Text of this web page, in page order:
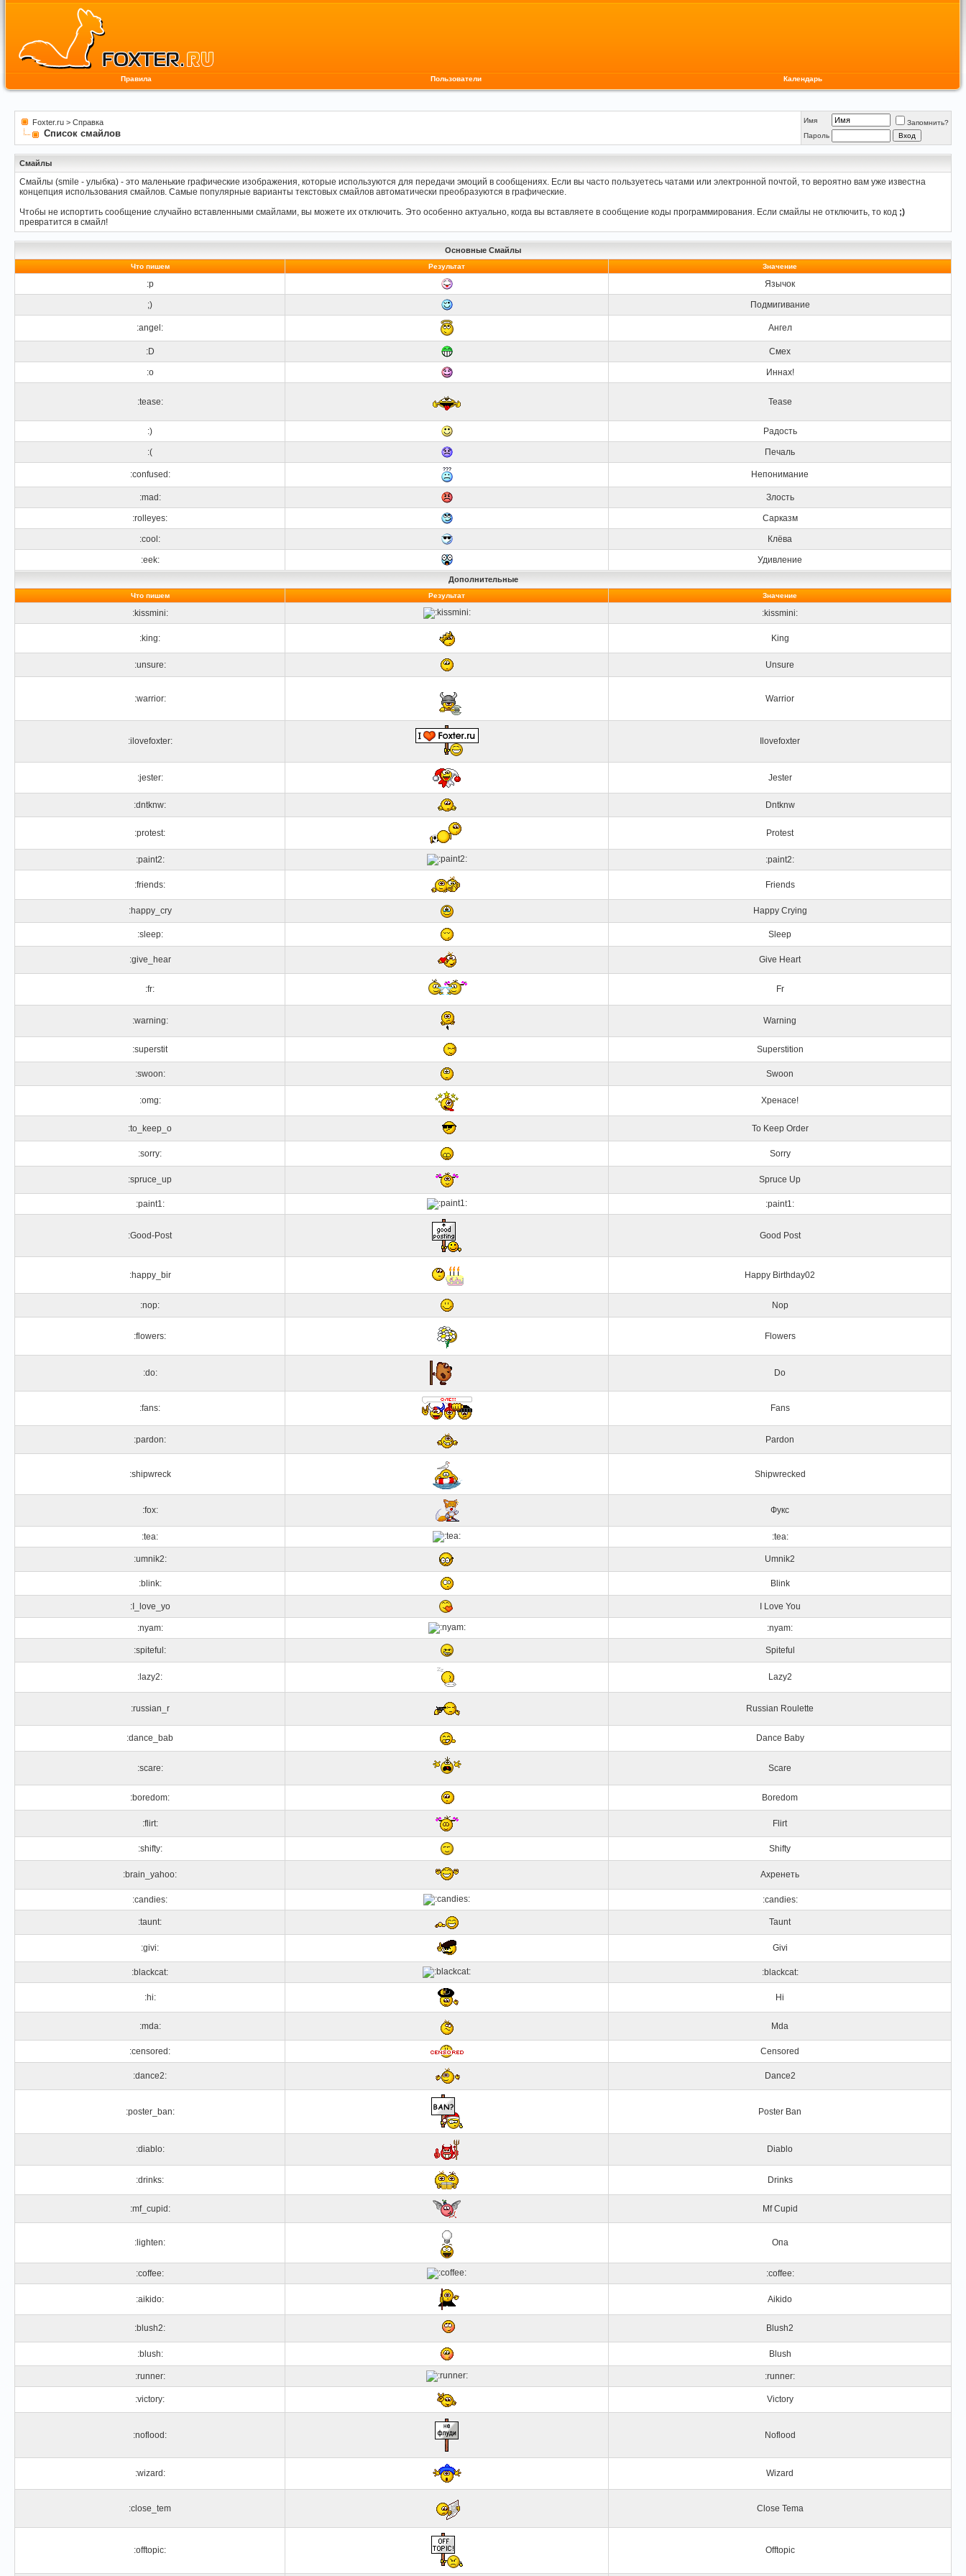
Правила Пользователи Календарь
Foxter.ru > Справка
Список смайлов
Имя
Запомнить?
Пароль
Смайлы
Смайлы (smile - улыбка) - это маленькие графические изображения, которые используются для передачи эмоций в сообщениях. Если вы часто пользуетесь чатами или электронной почтой, то вероятно вам уже известна
концепция использования смайлов. Самые популярные варианты текстовых смайлов автоматически преобразуются в графические.
Чтобы не испортить сообщение случайно вставленными смайлами, вы можете их отключить. Это особенно актуально, когда вы вставляете в сообщение коды программирования. Если смайлы не отключить, то код ;)
превратится в смайл!
Основные Смайлы
Что пишем Результат Значение
:p Язычок
;) Подмигивание
:angel: Ангел
:D Смех
:o Иннах!
:tease: Tease
:) Радость
:( Печаль
:confused: Непонимание
:mad: Злость
:rolleyes: Сарказм
:cool: Клёва
:eek: Удивление
Дополнительные
Что пишем Результат Значение
:kissmini: :kissmini:
:king: King
:unsure: Unsure
:warrior: Warrior
:ilovefoxter: Ilovefoxter
:jester: Jester
:dntknw: Dntknw
:protest: Protest
:paint2: :paint2:
:friends: Friends
:happy_cry Happy Crying
:sleep: Sleep
:give_hear Give Heart
:fr: Fr
:warning: Warning
:superstit Superstition
:swoon: Swoon
:omg: Хренасе!
:to_keep_o To Keep Order
:sorry: Sorry
:spruce_up Spruce Up
:paint1: :paint1:
:Good-Post Good Post
:happy_bir Happy Birthday02
:nop: Nop
:flowers: Flowers
:do: Do
:fans: Fans
:pardon: Pardon
:shipwreck Shipwrecked
:fox: Фукс
:tea: :tea:
:umnik2: Umnik2
:blink: Blink
:I_love_yo I Love You
:nyam: :nyam:
:spiteful: Spiteful
:lazy2: Lazy2
:russian_r Russian Roulette
:dance_bab Dance Baby
:scare: Scare
:boredom: Boredom
:flirt: Flirt
:shifty: Shifty
:brain_yahoo: Ахренеть
:candies: :candies:
:taunt: Taunt
:givi: Givi
:blackcat: :blackcat:
:hi: Hi
:mda: Mda
:censored: Censored
:dance2: Dance2
:poster_ban: Poster Ban
:diablo: Diablo
:drinks: Drinks
:mf_cupid: Mf Cupid
:lighten: Опа
:coffee: :coffee:
:aikido: Aikido
:blush2: Blush2
:blush: Blush
:runner: :runner:
:victory: Victory
:noflood: Noflood
:wizard: Wizard
:close_tem Close Tema
:offtopic: Offtopic